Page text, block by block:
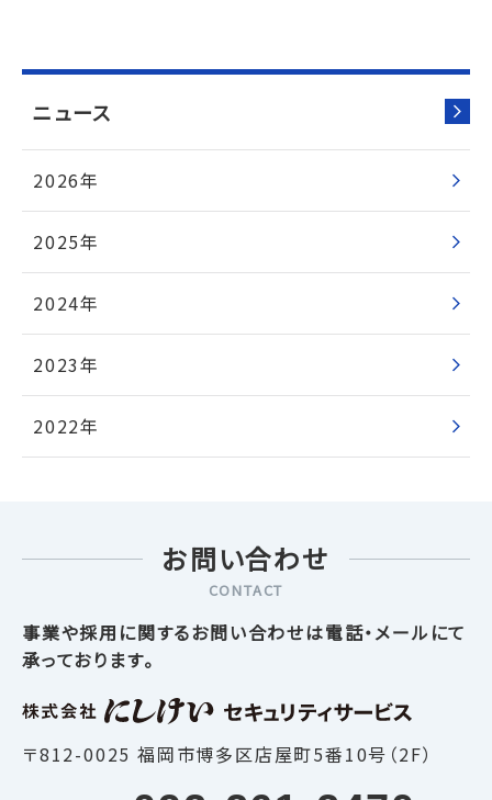
ニュース
2026年
2025年
2024年
2023年
2022年
お問い合わせ
CONTACT
事業や採用に関するお問い合わせは電話・メールにて
承っております。
〒812-0025 福岡市博多区店屋町5番10号（2F）